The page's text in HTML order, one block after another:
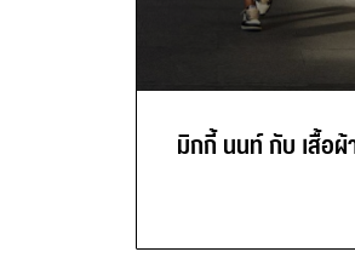
มิกกี้ นนท์ กับ เสื้อผ้